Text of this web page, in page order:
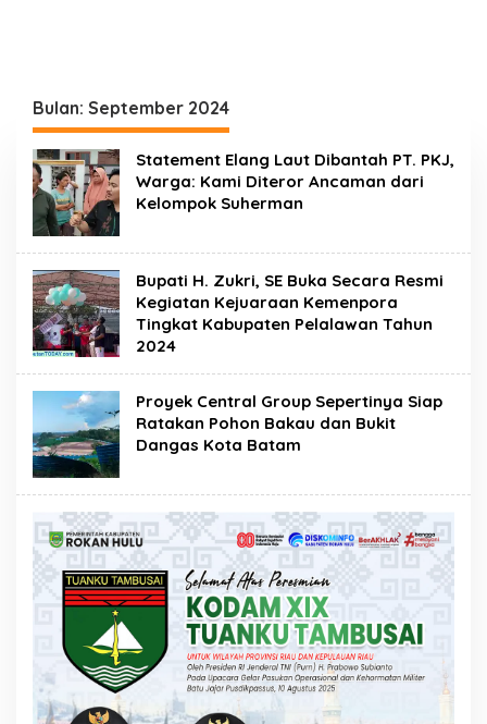
Bulan: September 2024
Statement Elang Laut Dibantah PT. PKJ,
Warga: Kami Diteror Ancaman dari
Kelompok Suherman
Bupati H. Zukri, SE Buka Secara Resmi
Kegiatan Kejuaraan Kemenpora
Tingkat Kabupaten Pelalawan Tahun
2024
Proyek Central Group Sepertinya Siap
Ratakan Pohon Bakau dan Bukit
Dangas Kota Batam